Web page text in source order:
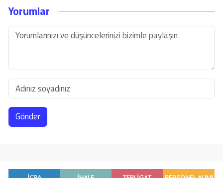
Yorumlar
Gönder